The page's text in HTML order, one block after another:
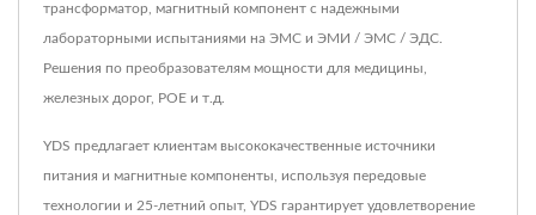
трансформатор, магнитный компонент с надежными
лабораторными испытаниями на ЭМС и ЭМИ / ЭМС / ЭДС.
Решения по преобразователям мощности для медицины,
железных дорог, POE и т.д.
YDS предлагает клиентам высококачественные источники
питания и магнитные компоненты, используя передовые
технологии и 25-летний опыт, YDS гарантирует удовлетворение